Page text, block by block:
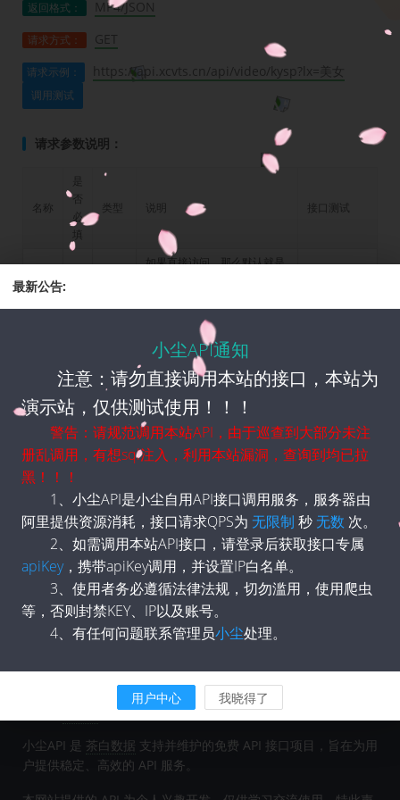
返回格式： MP4/JSON
请求方式： GET
请求示例： https://api.xcvts.cn/api/video/kysp?lx=美女
调用测试
请求参数说明：
名称
否
必
填
类型 说明 接口测试
lx
如果直接访问，那么默认就是
神|明星|节日|充电|闹钟
返回参数说明：
名称 类型 说明
返回示例：
</> code
视频
API
小尘API 是 茶白数据 支持并维护的免费 API 接口项目，旨在为用
户提供稳定、高效的 API 服务。
最新公告:
小尘API通知
注意：请勿直接调用本站的接口，本站为
演示站，仅供测试使用！！！
警告：请规范调用本站API，由于巡查到大部分未注
册乱调用，有想sql注入，利用本站漏洞，查询到均已拉
黑！！！
1、小尘API是小尘自用API接口调用服务，服务器由
阿里提供资源消耗，接口请求QPS为 无限制 秒无数 次。
2、如需调用本站API接口，请登录后获取接口专属
apiKey，携带apiKey调用，并设置IP白名单。
3、使用者务必遵循法律法规，切勿滥用，使用爬虫
等，否则封禁KEY、IP以及账号。
4、有任何问题联系管理员小尘处理。
用户中心 我晓得了